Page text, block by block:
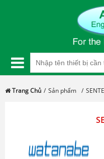
Trang Chủ Sản phẩm